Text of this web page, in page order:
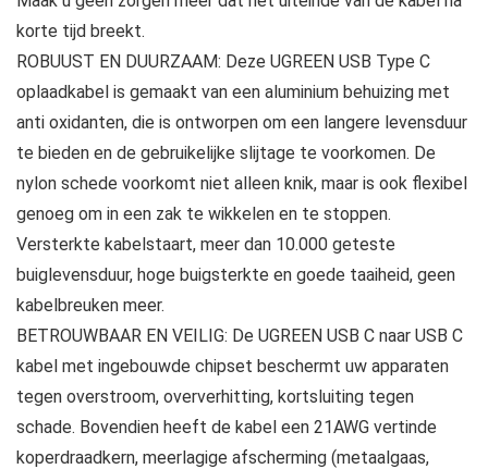
korte tijd breekt.
ROBUUST EN DUURZAAM: Deze UGREEN USB Type C
oplaadkabel is gemaakt van een aluminium behuizing met
anti oxidanten, die is ontworpen om een langere levensduur
te bieden en de gebruikelijke slijtage te voorkomen. De
nylon schede voorkomt niet alleen knik, maar is ook flexibel
genoeg om in een zak te wikkelen en te stoppen.
Versterkte kabelstaart, meer dan 10.000 geteste
buiglevensduur, hoge buigsterkte en goede taaiheid, geen
kabelbreuken meer.
BETROUWBAAR EN VEILIG: De UGREEN USB C naar USB C
kabel met ingebouwde chipset beschermt uw apparaten
tegen overstroom, oververhitting, kortsluiting tegen
schade. Bovendien heeft de kabel een 21AWG vertinde
koperdraadkern, meerlagige afscherming (metaalgaas,